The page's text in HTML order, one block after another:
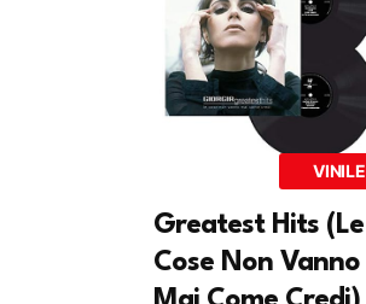
VINILE
Greatest Hits (Le
Cose Non Vanno